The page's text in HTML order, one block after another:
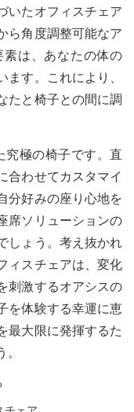
いたオフィスチェア
ら角度調整可能なア
素は、あなたの体の
ます。これにより、
たと椅子との間に調
究極の椅子です。直
合わせてカスタマイ
分好みの座り心地を
席ソリューションの
しょう。考え抜かれ
ィスチェアは、変化
刺激するオアシスの
を体験する幸運に恵
最大限に発揮するた